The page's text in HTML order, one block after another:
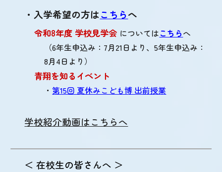
・入学希望の方はこちらへ
令和8年度 学校見学会 についてはこちらへ
（6年生申込み：7月21日より、5年生申込み：
8月4日より）
青翔を知るイベント
・第15回 夏休みこども博 出前授業
学校紹介動画はこちらへ
＜ 在校生の皆さんへ ＞